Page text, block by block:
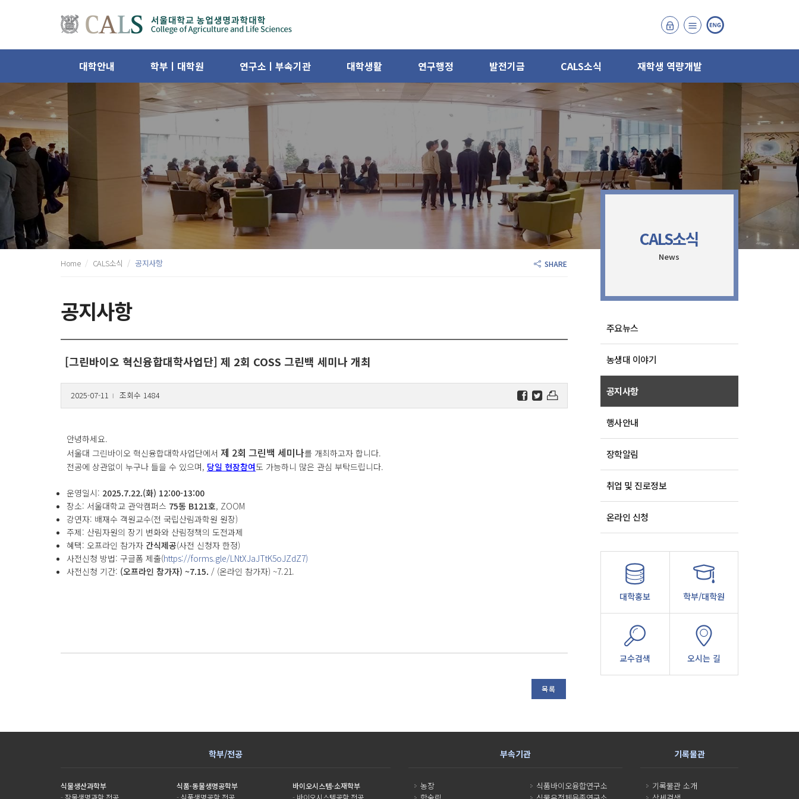
대학안내 학부ㅣ대학원 연구소ㅣ부속기관 대학생활 연구행정 발전기금 CALS소식 재학생 역량개발
Home CALS소식 공지사항 SHARE
공지사항
[그린바이오 혁신융합대학사업단] 제 2회 COSS 그린백 세미나 개최
2025-07-11 l 조회수 1484
안녕하세요.
서울대 그린바이오 혁신융합대학사업단에서 제 2회 그린백 세미나를 개최하고자 합니다.
전공에 상관없이 누구나 들을 수 있으며, 당일 현장참여도 가능하니 많은 관심 부탁드립니다.
운영일시: 2025.7.22.(화) 12:00-13:00
장소: 서울대학교 관악캠퍼스 75동 B121호, ZOOM
강연자: 배재수 객원교수(전 국립산림과학원 원장)
주제: 산림자원의 장기 변화와 산림정책의 도전과제
혜택: 오프라인 참가자 간식제공(사전 신청자 한정)
사전신청 방법: 구글폼 제출(https://forms.gle/LNtXJaJTtK5oJZdZ7)
사전신청 기간: (오프라인 참가자) ~7.15. / (온라인 참가자) ~7.21.
목록
CALS소식
News
주요뉴스
농생대 이야기
공지사항
행사안내
장학알림
취업 및 진로정보
온라인 신청
대학홍보 학부/대학원
교수검색 오시는 길
학부/전공
식물생산과학부
-작물생명과학 전공
식품·동물생명공학부
-식품생명공학 전공
바이오시스템·소재학부
- 바이오시스템공학 전공
부속기관
농장
식품바이오융합연구소
기록물관
기록물관 소개